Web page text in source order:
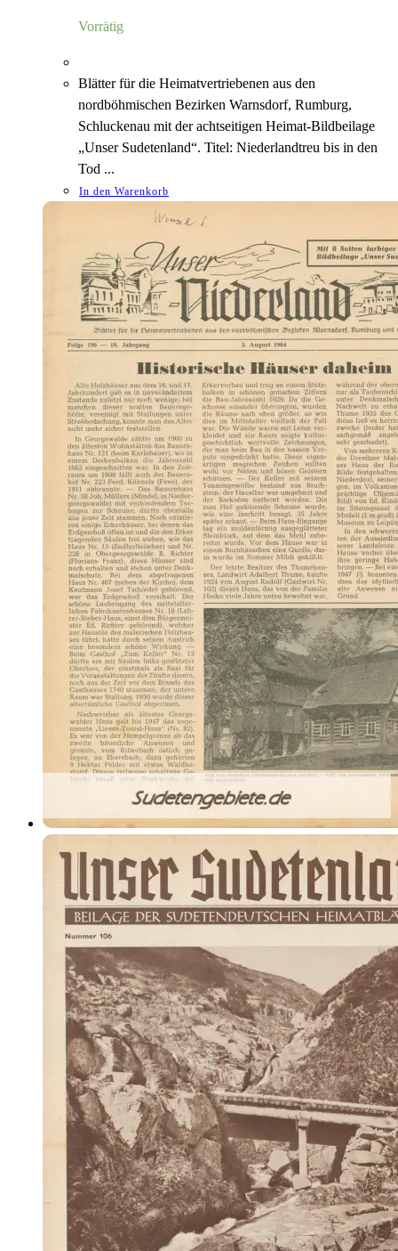
Vorrätig
Blätter für die Heimatvertriebenen aus den
nordböhmischen Bezirken Warnsdorf, Rumburg,
Schluckenau mit der achtseitigen Heimat-Bildbeilage
„Unser Sudetenland“. Titel: Niederlandtreu bis in den
Tod ...
In den Warenkorb